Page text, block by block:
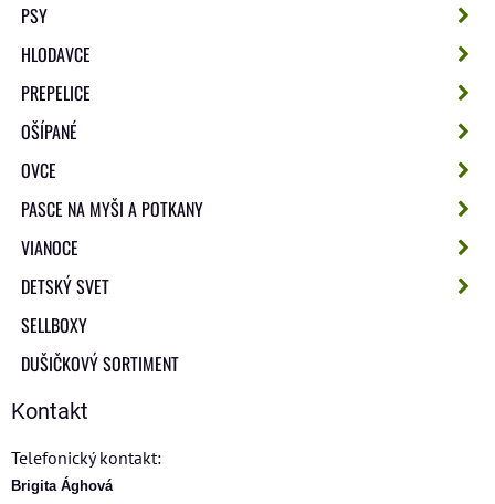
PSY
HLODAVCE
PREPELICE
OŠÍPANÉ
OVCE
PASCE NA MYŠI A POTKANY
VIANOCE
DETSKÝ SVET
SELLBOXY
DUŠIČKOVÝ SORTIMENT
Kontakt
Telefonický kontakt:
Brigita Ághová